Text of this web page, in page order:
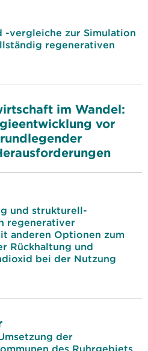
-vergleiche zur Simulation
regenerativen
im Wandel:
vor
und strukturell-
regenerativer
anderen Optionen zum
Rückhaltung und
bei der Nutzung
der